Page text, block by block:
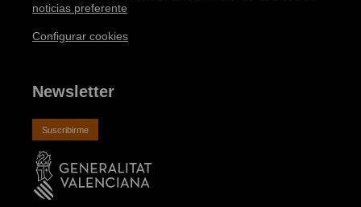
noticias preferente
Configurar cookies
Newsletter
Suscribirme